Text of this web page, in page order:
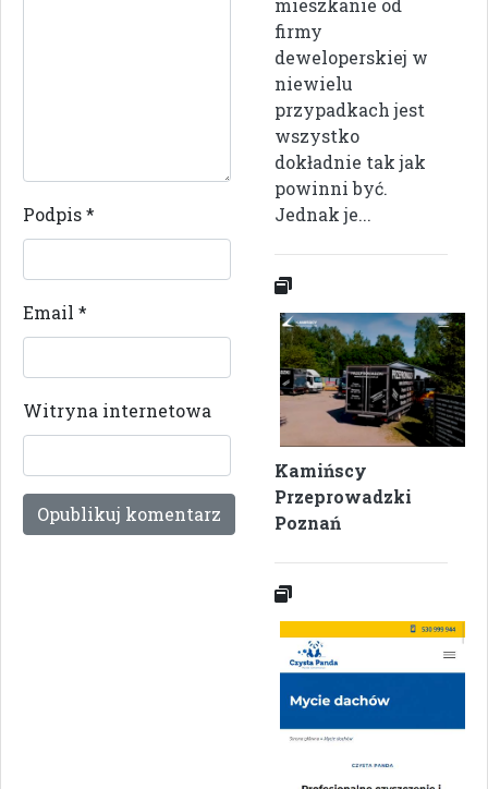
Podpis*
Email *
Witryna internetowa
mieszkanie od
firmy
deweloperskiej w
niewielu
przypadkach jest
wszystko
dokładnie tak jak
powinni być.
Jednak je...
Kamińscy
Przeprowadzki
Poznań